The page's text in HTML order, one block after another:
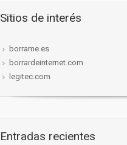
Sitios de interés
borrame.es
borrardeinternet.com
legitec.com
Entradas recientes